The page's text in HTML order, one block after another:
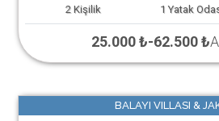
2 Kişilik 1 Yatak
25.000 ₺-62.500 ₺
BALAYI VILLASI &